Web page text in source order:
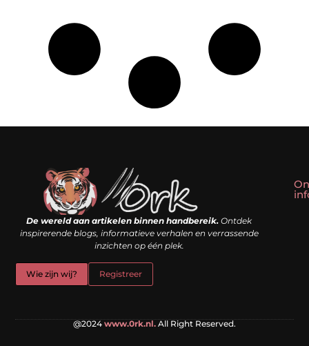
De wereld aan artikelen binnen handbereik. Ontdek
inspirerende blogs, informatieve verhalen en verrassende
inzichten op één plek.
Wie zijn wij? Registreer
@2024 www.0rk.nl. All Right Reserved.